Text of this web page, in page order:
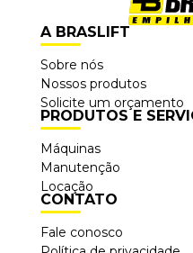
A BRASLIFT
Sobre nós
Nossos produtos
Solicite um orçamento
PRODUTOS E
Máquinas
Manutenção
Locação
CONTATO
Fale conosco